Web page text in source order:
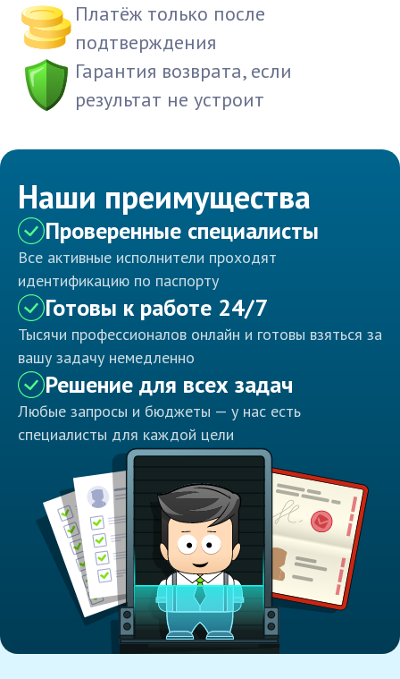
Платёж только после
подтверждения
Гарантия возврата, если
результат не устроит
Наши преимущества
Проверенные специалисты
Все активные исполнители проходят
идентификацию по паспорту
Готовы к работе 24/7
Тысячи профессионалов онлайн и готовы взяться за
вашу задачу немедленно
Решение для всех задач
Любые запросы и бюджеты — у нас есть
специалисты для каждой цели